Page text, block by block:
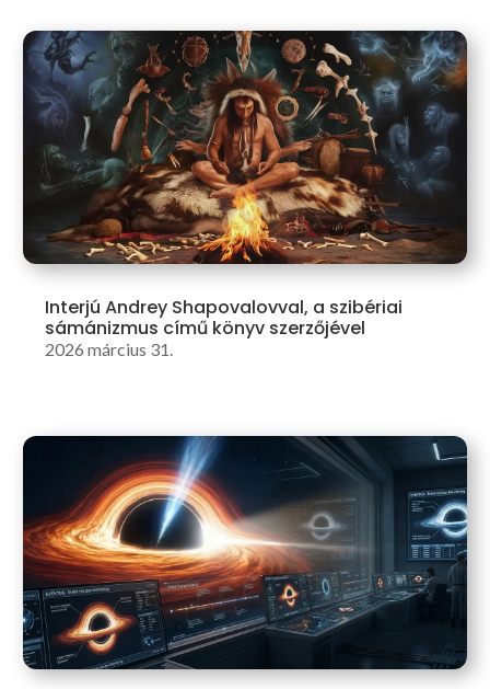
Interjú Andrey Shapovalovval, a szibériai
sámánizmus című könyv szerzőjével
2026 március 31.